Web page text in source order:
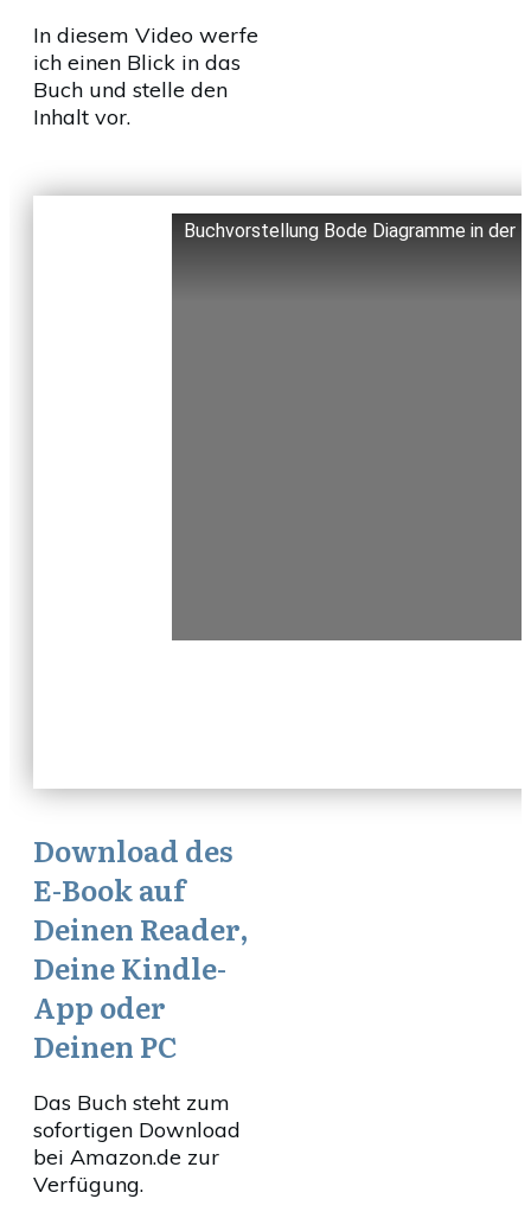
In diesem Video werfe
ich einen Blick in das
Buch und stelle den
Inhalt vor.
Buchvorstellung Bode Diagramme in der
Download des
E-Book auf
Deinen Reader,
Deine Kindle-
App oder
Deinen PC
Das Buch steht zum
sofortigen Download
bei Amazon.de zur
Verfügung.